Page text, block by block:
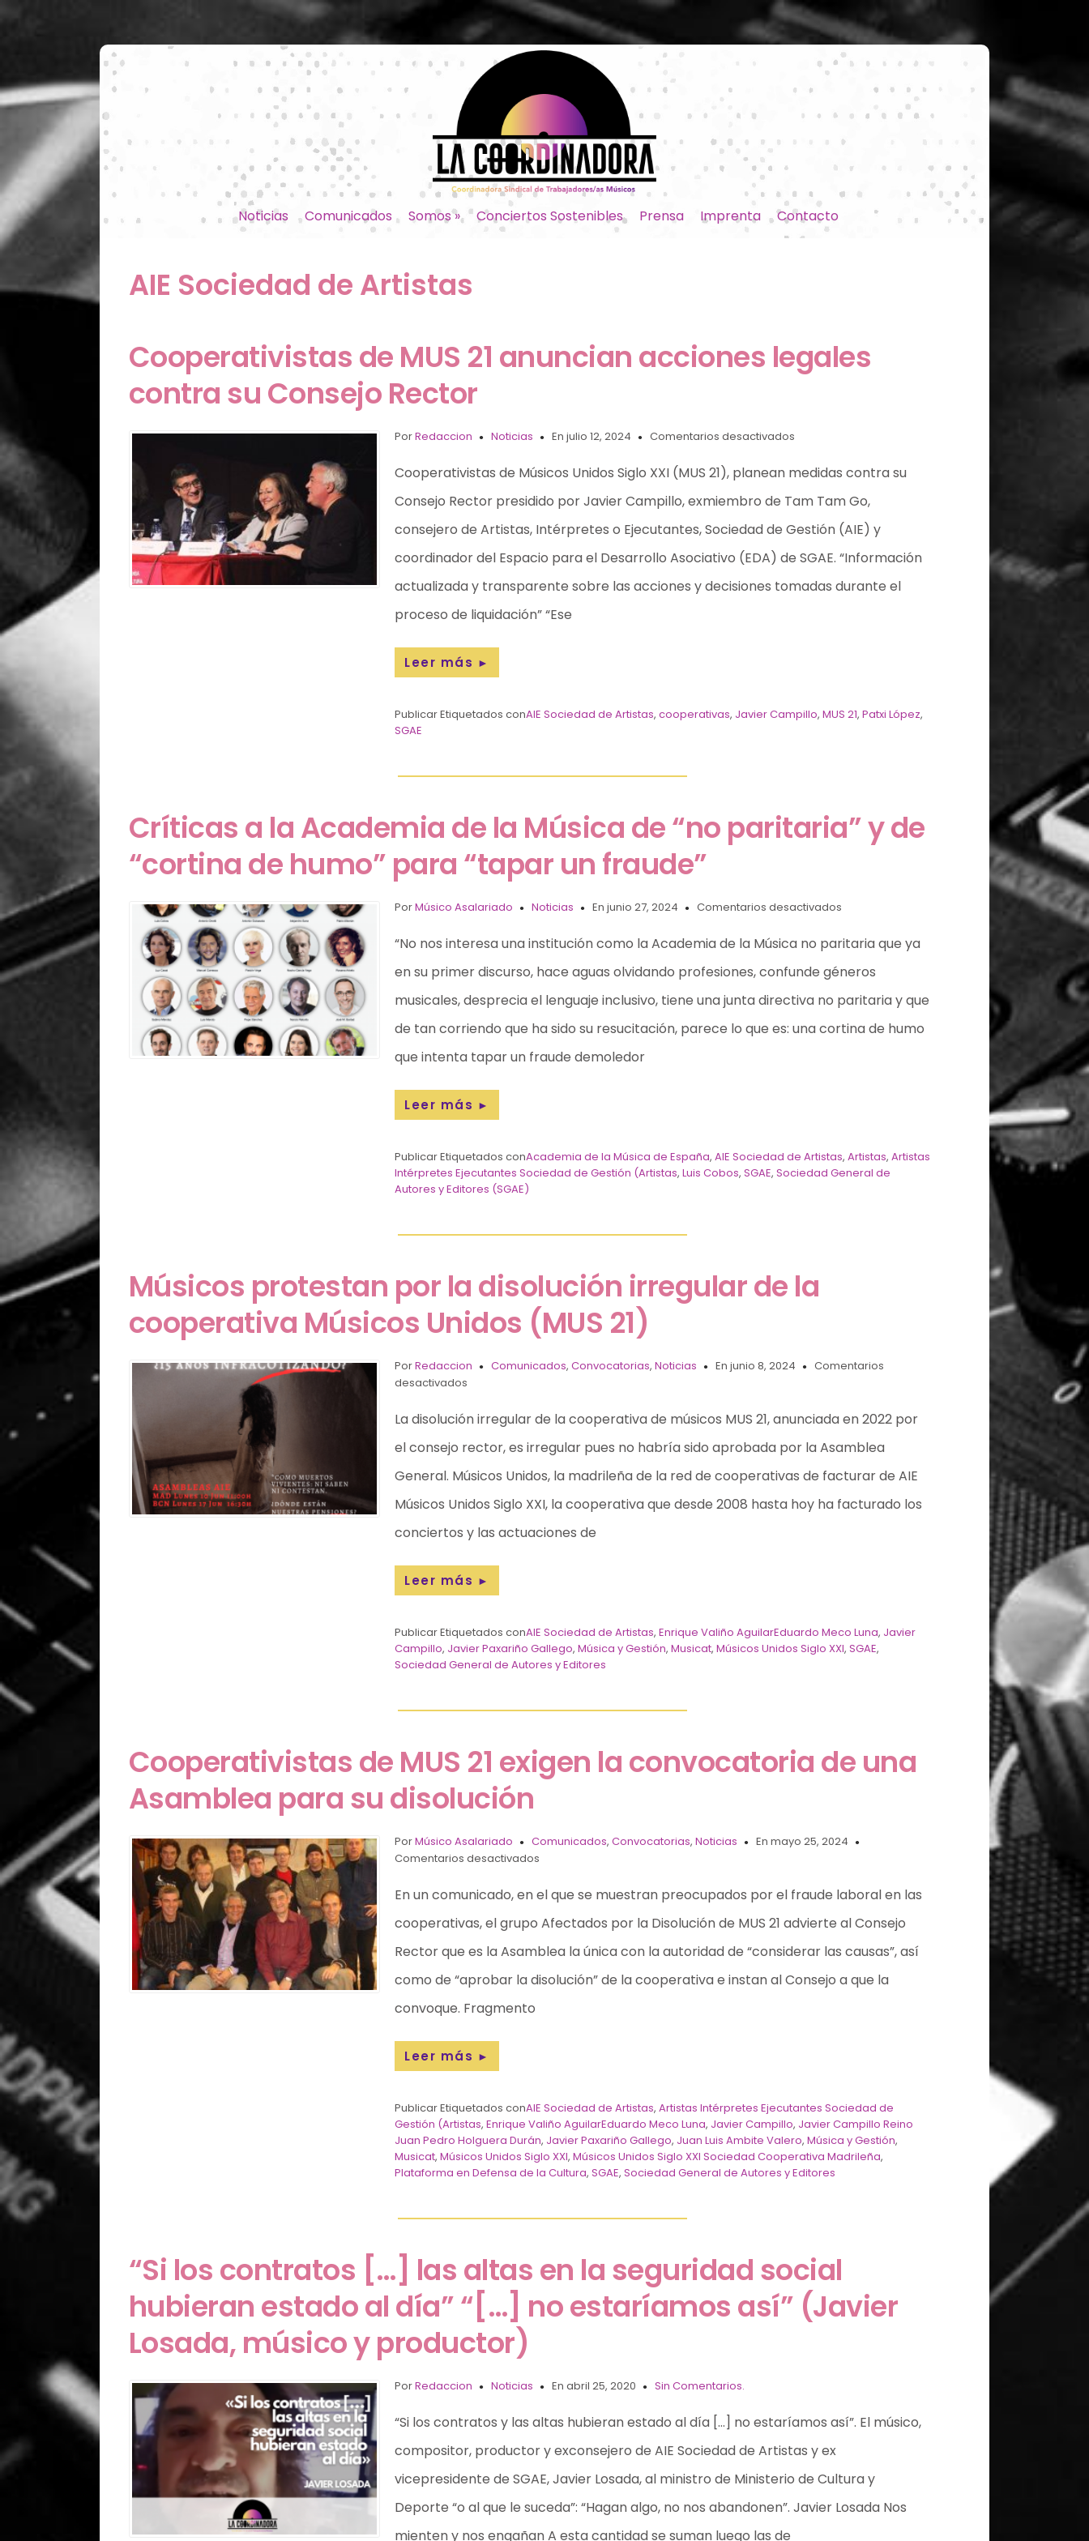
Noticias Comunicados Somos» Conciertos Sostenibles Prensa Imprenta Contacto
AIE Sociedad de Artistas
Cooperativistas de MUS 21 anuncian acciones legales
contra su Consejo Rector
PorRedaccion Noticias En julio 12, 2024 Comentarios desactivados
Cooperativistas de Músicos Unidos Siglo XXI (MUS 21), planean medidas contra su
Consejo Rector presidido por Javier Campillo, exmiembro de Tam Tam Go,
consejero de Artistas, Intérpretes o Ejecutantes, Sociedad de Gestión (AIE) y
coordinador del Espacio para el Desarrollo Asociativo (EDA) de SGAE. “Información
actualizada y transparente sobre las acciones y decisiones tomadas durante el
proceso de liquidación” “Ese
Leer más ►
Publicar Etiquetados conAIE Sociedad de Artistas,cooperativas, Javier Campillo,MUS 21,Patxi López,
SGAE
Críticas a la Academia de la Música de “no paritaria” y de
“cortina de humo” para “tapar un fraude”
PorMúsico Asalariado Noticias En junio 27, 2024 Comentarios desactivados
“No nos interesa una institución como la Academia de la Música no paritaria que ya
en su primer discurso, hace aguas olvidando profesiones, confunde géneros
musicales, desprecia el lenguaje inclusivo, tiene una junta directiva no paritaria y que
de tan corriendo que ha sido su resucitación, parece lo que es: una cortina de humo
que intenta tapar un fraude demoledor
Leer más ►
Publicar Etiquetados conAcademia de la Música de España,AIE Sociedad de Artistas,Artistas,Artistas
Intérpretes Ejecutantes Sociedad de Gestión (Artistas,Luis Cobos,SGAE,Sociedad General de
Autores y Editores (SGAE)
Músicos protestan por la disolución irregular de la
cooperativa Músicos Unidos (MUS 21)
PorRedaccion Comunicados,Convocatorias,Noticias En junio 8, 2024
Comentarios
desactivados
La disolución irregular de la cooperativa de músicos MUS 21, anunciada en 2022 por
el consejo rector, es irregular pues no habría sido aprobada por la Asamblea
General. Músicos Unidos, la madrileña de la red de cooperativas de facturar de AIE
Músicos Unidos Siglo XXI, la cooperativa que desde 2008 hasta hoy ha facturado los
conciertos y las actuaciones de
Leer más ►
Publicar Etiquetados conAIE Sociedad de Artistas,Enrique Valiño AguilarEduardo Meco Luna, Javier
Campillo, Javier Paxariño Gallego,Música y Gestión,Musicat,Músicos Unidos Siglo XXI,SGAE,
Sociedad General de Autores y Editores
Cooperativistas de MUS 21 exigen la convocatoria de una
Asamblea para su disolución
PorMúsico Asalariado Comunicados,Convocatorias,Noticias
En mayo 25, 2024
Comentarios desactivados
En un comunicado, en el que se muestran preocupados por el fraude laboral en las
cooperativas, el grupo Afectados por la Disolución de MUS 21 advierte al Consejo
Rector que es la Asamblea la única con la autoridad de “considerar las causas”, así
como de “aprobar la disolución” de la cooperativa e instan al Consejo a que la
convoque. Fragmento
Leer más ►
Publicar Etiquetados conAIE Sociedad de Artistas,Artistas Intérpretes Ejecutantes Sociedad de
Gestión (Artistas,Enrique Valiño AguilarEduardo Meco Luna, Javier Campillo, Javier Campillo Reino
Juan Pedro Holguera Durán, Javier Paxariño Gallego, Juan Luis Ambite Valero,Música y Gestión,
Musicat,Músicos Unidos Siglo XXI,Músicos Unidos Siglo XXI Sociedad Cooperativa Madrileña,
Plataforma en Defensa de la Cultura,SGAE,Sociedad General de Autores y Editores
“Si los contratos […] las altas en la seguridad social
hubieran estado al día” “[…] no estaríamos así” (Javier
Losada, músico y productor)
PorRedaccion Noticias En abril 25, 2020 Sin Comentarios.
“Si los contratos y las altas hubieran estado al día […] no estaríamos así”. El músico,
compositor, productor y exconsejero de AIE Sociedad de Artistas y ex
vicepresidente de SGAE, Javier Losada, al ministro de Ministerio de Cultura y
Deporte “o al que le suceda”: “Hagan algo, no nos abandonen”. Javier Losada Nos
mienten y nos engañan A esta cantidad se suman luego las de